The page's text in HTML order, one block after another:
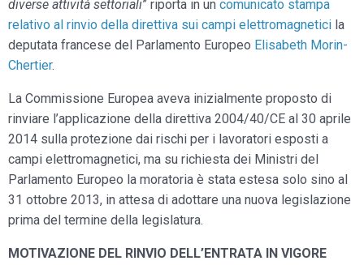
diverse attività settoriali” riporta in un comunicato stampa
relativo al rinvio della direttiva sui campi elettromagnetici la
deputata francese del Parlamento Europeo Elisabeth Morin-
Chertier.
La Commissione Europea aveva inizialmente proposto di
rinviare l’applicazione della direttiva 2004/40/CE al 30 aprile
2014 sulla protezione dai rischi per i lavoratori esposti a
campi elettromagnetici, ma su richiesta dei Ministri del
Parlamento Europeo la moratoria è stata estesa solo sino al
31 ottobre 2013, in attesa di adottare una nuova legislazione
prima del termine della legislatura.
MOTIVAZIONE DEL RINVIO DELL’ENTRATA IN VIGORE